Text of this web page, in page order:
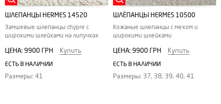
ШЛЕПАНЦЫ HERMES 14520
Замшевые шлепанцы chypre с
широкими шлейками на липучках
ЦЕНА: 9900 ГРН Купить
ЕСТЬ В НАЛИЧИИ
Размеры: 41
ШЛЁПАНЦЫ HERMES 10500
Кожаные шлепанцы с мехом и
широкими шлейками
ЦЕНА: 9900 ГРН Купить
ЕСТЬ В НАЛИЧИИ
Размеры: 37, 38, 39, 40, 41